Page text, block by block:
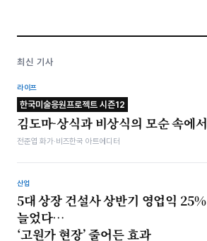
최신 기사
라이프
한국미술응원프로젝트 시즌12
김도마-상식과 비상식의 모순 속에서
전준엽 화가·비즈한국 아트에디터
산업
5대 상장 건설사 상반기 영업익 25%
늘었다…
‘고원가 현장’ 줄어든 효과